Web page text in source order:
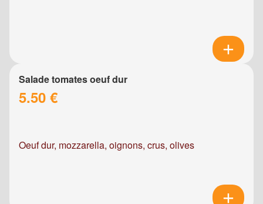
Salade tomates oeuf dur
5.50 €
Oeuf dur, mozzarella, oignons, crus, olives